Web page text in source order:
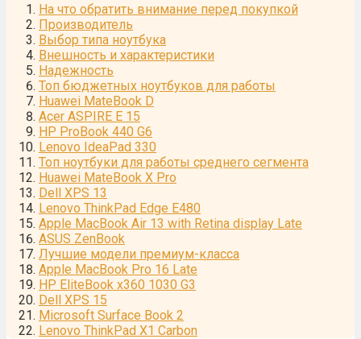
На что обратить внимание перед покупкой
Производитель
Выбор типа ноутбука
Внешность и характеристики
Надежность
Топ бюджетных ноутбуков для работы
Huawei MateBook D
Acer ASPIRE E 15
HP ProBook 440 G6
Lenovo IdeaPad 330
Топ ноутбуки для работы среднего сегмента
Huawei MateBook X Pro
Dell XPS 13
Lenovo ThinkPad Edge E480
Apple MacBook Air 13 with Retina display Late
ASUS ZenBook
Лучшие модели премиум-класса
Apple MacBook Pro 16 Late
HP EliteBook x360 1030 G3
Dell XPS 15
Microsoft Surface Book 2
Lenovo ThinkPad X1 Carbon